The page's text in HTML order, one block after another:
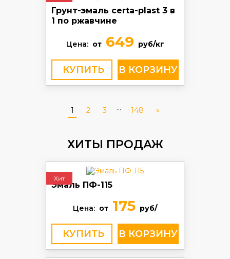
Грунт-эмаль certa-plast 3 в
1 по ржавчине
Цена: от649 руб/кг
КУПИТЬ
1 2 3 ... 148 »
ХИТЫ ПРОДАЖ
Хит
Эмаль ПФ-115
Цена: от 175 руб/
КУПИТЬ